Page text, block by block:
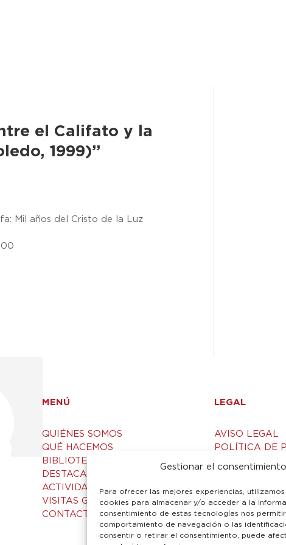
Gestionar el
Para ofrecer las mejores experiencias,
cookies para almacenar y/o acceder a la
consentimiento de estas tecnologías nos
comportamiento de navegación o las
consentir o retirar el consentimiento, puede
el Califato y la
1999)”
Mil años del Cristo de la Luz
MENÚ
QUIÉNES SOMOS
QUÉ HACEMOS
BIBLIOTECA Y RECURSOS
DESTACADOS
ACTIVIDADES
VISITAS GUIADAS
CONTACTO
LEGAL
AVISO LEGAL
POLÍTICA DE